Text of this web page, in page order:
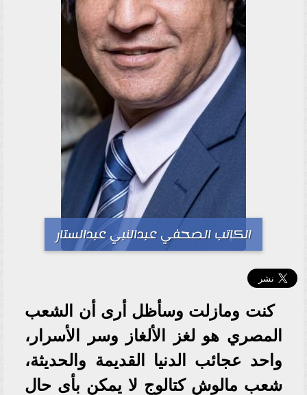
الكاتب الصحفي عبدالنبي عبدالستار
كنت ومازلت وسأظل أرى أن الشعب
المصري هو لغز الألغاز وسر الأسرار،
واحد عجائب الدنيا القديمة والحديثة،
شعب مالوش كتالوج لا يمكن بأى حال